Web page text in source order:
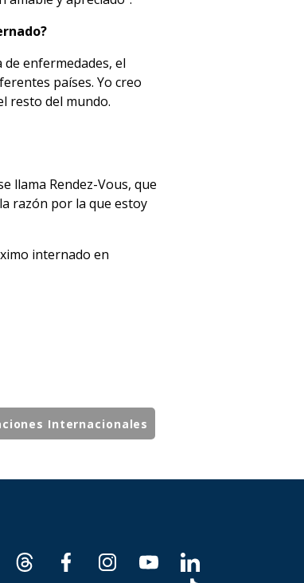
enfermedades, el
países. Yo creo
resto del mundo.
llama Rendez-Vous, que
razón por la que estoy
internado en
Internacionales